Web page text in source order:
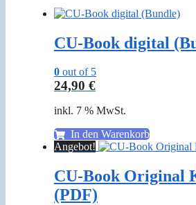
CU-Book digital
0 out of 5
24,90 €
inkl. 7 % MwSt.
In den Warenkorb
Angebot!
CU-Book Original
(PDF)